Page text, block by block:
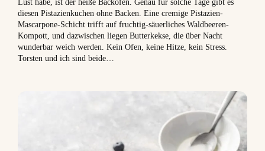
diesen Pistazienkuchen ohne Backen. Eine cremige Pistazien-
Mascarpone-Schicht trifft auf fruchtig-säuerliches Waldbeeren-
Kompott, und dazwischen liegen Butterkekse, die über Nacht
wunderbar weich werden. Kein Ofen, keine Hitze, kein Stress.
Torsten und ich sind beide…